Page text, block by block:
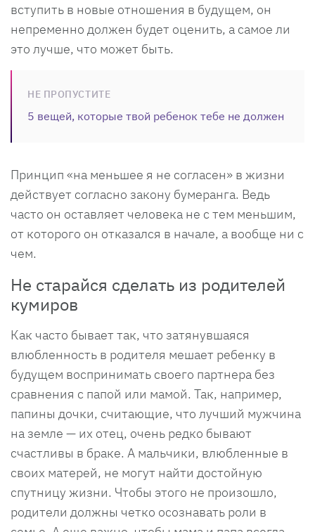
вступить в новые отношения в будущем, он
непременно должен будет оценить, а самое ли
это лучше, что может быть.
НЕ ПРОПУСТИТЕ
5 вещей, которые твой ребенок тебе не должен
Принцип «на меньшее я не согласен» в жизни
действует согласно закону бумеранга. Ведь
часто он оставляет человека не с тем меньшим,
от которого он отказался в начале, а вообще ни с
чем.
Не старайся сделать из родителей
кумиров
Как часто бывает так, что затянувшаяся
влюбленность в родителя мешает ребенку в
будущем воспринимать своего партнера без
сравнения с папой или мамой. Так, например,
папины дочки, считающие, что лучший мужчина
на земле — их отец, очень редко бывают
счастливы в браке. А мальчики, влюбленные в
своих матерей, не могут найти достойную
спутницу жизни. Чтобы этого не произошло,
родители должны четко осознавать роли в